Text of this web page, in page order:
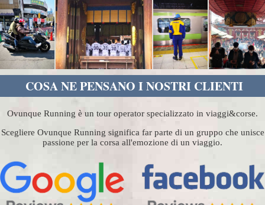
COSA NE PENSANO I NOSTRI CLIENTI
Ovunque Running è un tour operator specializzato in viaggi&corse.
Scegliere Ovunque Running significa far parte di un gruppo che unisce
passione per la corsa all'emozione di un viaggio.